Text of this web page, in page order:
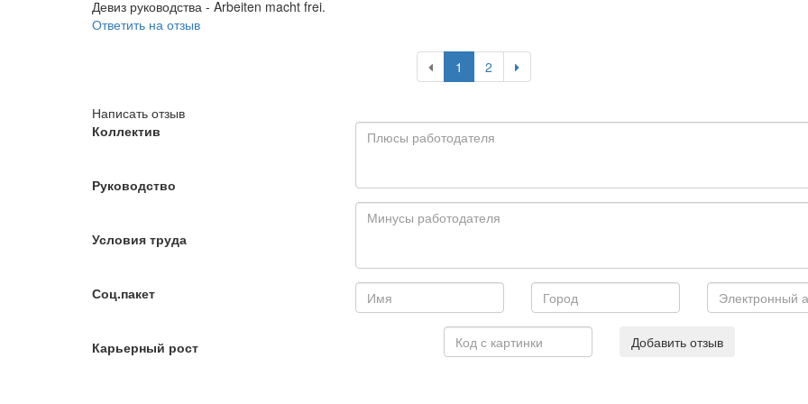
Девиз руководства - Arbeiten macht frei.
Ответить на отзыв
1 2
Написать отзыв
Коллектив
Руководство
Условия труда
Соц.пакет
Карьерный рост Добавить отзыв